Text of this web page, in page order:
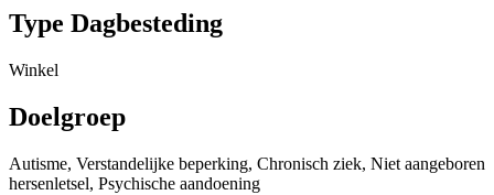
Type Dagbesteding
Winkel
Doelgroep
Autisme, Verstandelijke beperking, Chronisch ziek, Niet aangeboren
hersenletsel, Psychische aandoening